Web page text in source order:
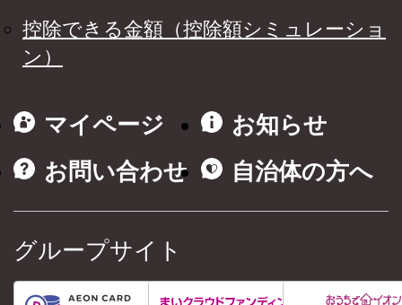
控除できる金額（控除額シミュレーショ
ン）
マイページ
お知らせ
お問い合わせ
自治体の方へ
グループサイト